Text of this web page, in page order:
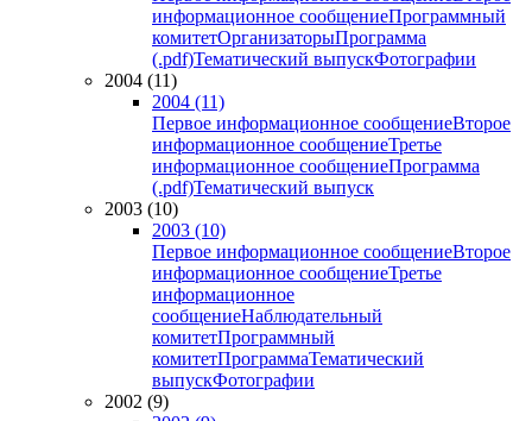
информационное сообщениеПрограммный
комитетОрганизаторыПрограмма
(.pdf)Тематический выпускФотографии
2004 (11)
2004 (11)
Первое информационное сообщениеВторое
информационное сообщениеТретье
информационное сообщениеПрограмма
(.pdf)Тематический выпуск
2003 (10)
2003 (10)
Первое информационное сообщениеВторое
информационное сообщениеТретье
информационное
сообщениеНаблюдательный
комитетПрограммный
комитетПрограммаТематический
выпускФотографии
2002 (9)